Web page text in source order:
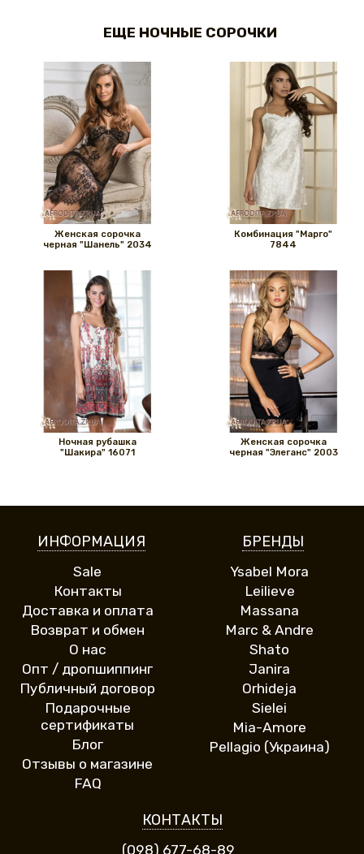
ЕЩЕ НОЧНЫЕ СОРОЧКИ
Женская сорочка
черная "Шанель" 2034
Комбинация "Марго"
7844
Ночная рубашка
"Шакира" 16071
Женская сорочка
черная "Элеганс" 2003
ИНФОРМАЦИЯ
Sale
Контакты
Доставка и оплата
Возврат и обмен
О нас
Опт / дропшиппинг
Публичный договор
Подарочные
сертификаты
Блог
Отзывы о магазине
FAQ
БРЕНДЫ
Ysabel Mora
Leilieve
Massana
Marc & Andre
Shato
Janira
Orhideja
Sielei
Mia-Amore
Pellagio (Украина)
КОНТАКТЫ
(098) 677-68-89